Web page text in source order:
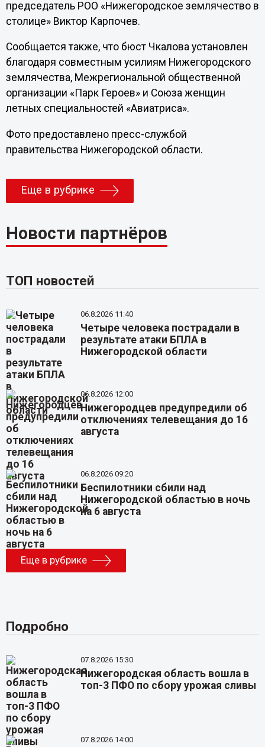
председатель РОО «Нижегородское землячество в
столице» Виктор Карпочев.
Сообщается также, что бюст Чкалова установлен
благодаря совместным усилиям Нижегородского
землячества, Межрегиональной общественной
организации «Парк Героев» и Союза женщин
летных специальностей «Авиатриса».
Фото предоставлено пресс-службой
правительства Нижегородской области.
Еще в рубрике
Новости партнёров
ТОП новостей
06.8.2026 11:40
Четыре человека пострадали в
результате атаки БПЛА в
Нижегородской области
06.8.2026 12:00
Нижегородцев предупредили об
отключениях телевещания до 16
августа
06.8.2026 09:20
Беспилотники сбили над
Нижегородской областью в ночь
на 6 августа
Еще в рубрике
Подробно
07.8.2026 15:30
Нижегородская область вошла в
топ-3 ПФО по сбору урожая сливы
07.8.2026 14:00